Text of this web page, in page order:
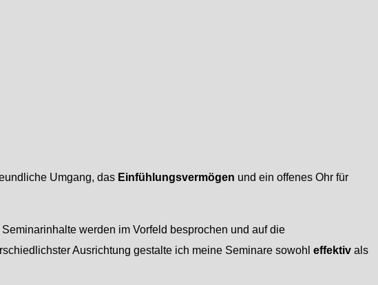
Umgang, das Einfühlungsvermögen und ein offenes Ohr für
werden im Vorfeld besprochen und auf die
Ausrichtung gestalte ich meine Seminare sowohl effektiv als